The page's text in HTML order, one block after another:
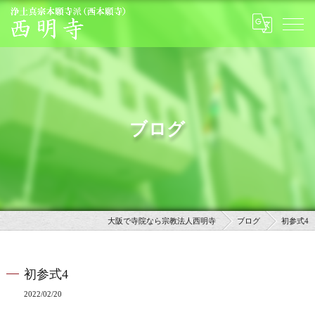
ブログ
大阪で寺院なら宗教法人西明寺 ブログ 初参式4
初参式4
2022/02/20